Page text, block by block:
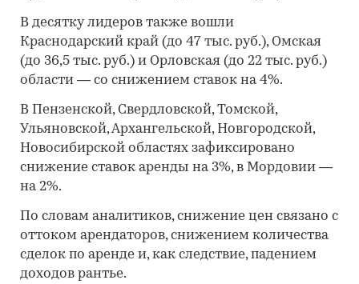
В десятку лидеров также вошли
Краснодарский край (до 47 тыс. руб.), Омская
(до 36,5 тыс. руб.) и Орловская (до 22 тыс. руб.)
области — со снижением ставок на 4%.
В Пензенской, Свердловской, Томской,
Ульяновской, Архангельской, Новгородской,
Новосибирской областях зафиксировано
снижение ставок аренды на 3%, в Мордовии —
на 2%.
По словам аналитиков, снижение цен связано с
оттоком арендаторов, снижением количества
сделок по аренде и, как следствие, падением
доходов рантье.